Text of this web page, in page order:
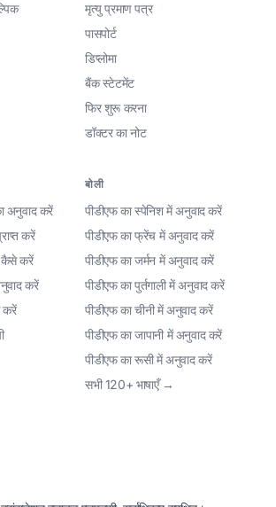
मृत्यु प्रमाण पत्र
पासपोर्ट
डिप्लोमा
बैंक स्टेटमेंट
फिर शुरू करना
डॉक्टर का नोट
अनुवाद करें
करें
कैसे करें
करें
करें
बोली
पीडीएफ का स्पेनिश में अनुवाद करें
पीडीएफ का फ्रेंच में अनुवाद करें
पीडीएफ का जर्मन में अनुवाद करें
पीडीएफ का पुर्तगाली में अनुवाद करें
पीडीएफ का चीनी में अनुवाद करें
पीडीएफ का जापानी में अनुवाद करें
पीडीएफ का रूसी में अनुवाद करें
सभी 120+ भाषाएँ →